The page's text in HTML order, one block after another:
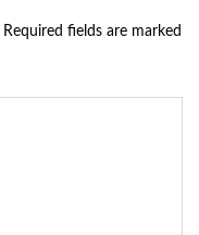
Required fields are marked